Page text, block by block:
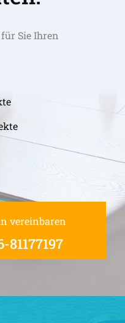
Sie Ihren
vereinbaren
81177197